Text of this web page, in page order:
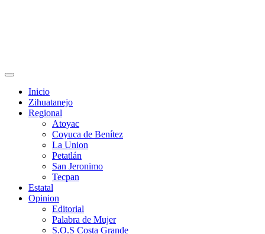
Primary
Inicio
Zihuatanejo
Regional
Atoyac
Coyuca de Benítez
La Union
Petatlán
San Jeronimo
Tecpan
Estatal
Opinion
Editorial
Palabra de Mujer
S.O.S Costa Grande